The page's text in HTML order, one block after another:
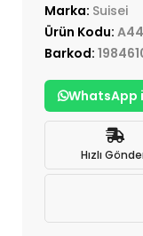
Marka: Suisei
Ürün Kodu:
Barkod:
WhatsApp
Hızlı